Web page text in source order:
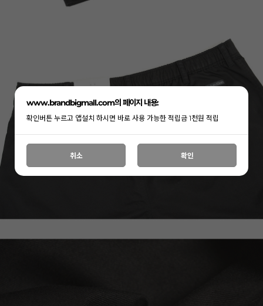
www.brandbigmall.com의 페이지 내용:
확인버튼 누르고 앱설치 하시면 바로 사용 가능한 적립금 1천원 적립
취소 확인